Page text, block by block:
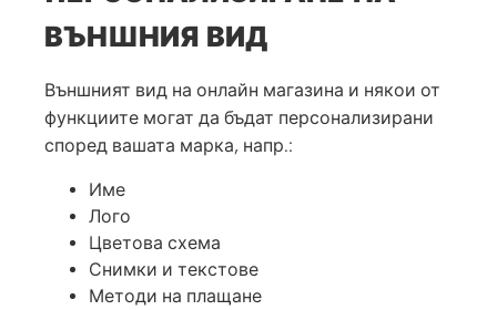
ВЪНШНИЯ ВИД
Външният вид на онлайн магазина и някои от
функциите могат да бъдат персонализирани
според вашата марка, напр.:
Име
Лого
Цветова схема
Снимки и текстове
Методи на плащане